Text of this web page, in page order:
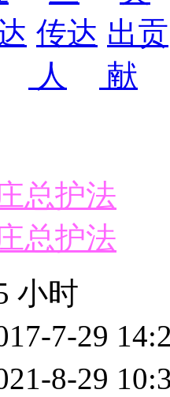
总护法
总护法
小时
7-29
8-29